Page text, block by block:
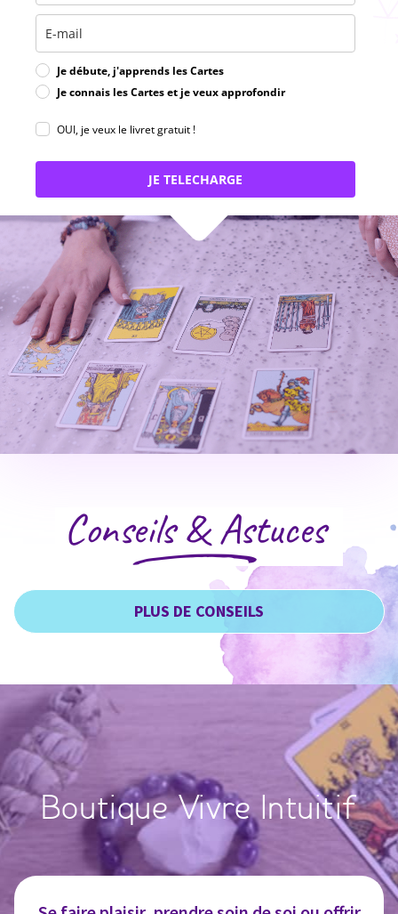
Je débute, j'apprends les Cartes
Je connais les Cartes et je veux approfondir
OUI, je veux le livret gratuit !
JE TELECHARGE
Conseils & Astuces
PLUS DE CONSEILS
Boutique Vivre Intuitif